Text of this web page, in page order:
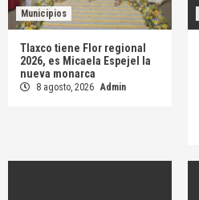
Municipios
Tlaxco tiene Flor regional
2026, es Micaela Espejel la
nueva monarca
8 agosto, 2026 Admin